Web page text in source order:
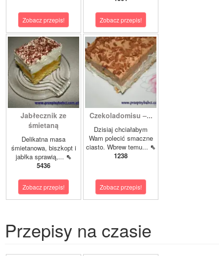
Zobacz przepis! Zobacz przepis!
Jabłecznik ze
śmietaną
Delikatna masa
śmietanowa, biszkopt i
jabłka sprawią,... ⇖
5436
Zobacz przepis!
Czekoladomisu –...
Dzisiaj chciałabym
Wam polecić smaczne
ciasto. Wbrew temu... ⇖
1238
Zobacz przepis!
Przepisy na czasie